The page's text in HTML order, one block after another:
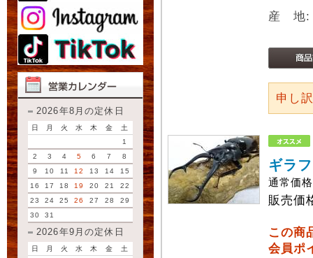
2026年8月の定休日
日 月 火 水 木 金
土
1
2
3 4 5 6 7
8
9
10 11 12 13 14
15
16
17 18 19 20 21
22
23
24 25 26 27 28
29
30
31
2026年9月の定休日
日 月 火 水 木 金
土
産 地:
申し
ギラ
通常価
販売価
この商
会員ポ